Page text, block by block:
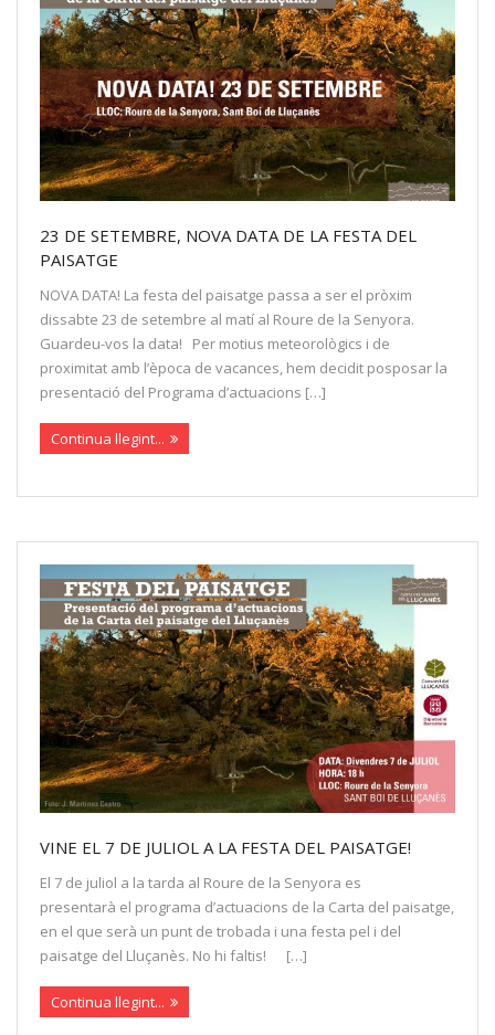
23 DE SETEMBRE, NOVA DATA DE LA FESTA DEL
PAISATGE
NOVA DATA! La festa del paisatge passa a ser el pròxim
dissabte 23 de setembre al matí al Roure de la Senyora.
Guardeu-vos la data! Per motius meteorològics i de
proximitat amb l’època de vacances, hem decidit posposar la
presentació del Programa d’actuacions […]
Continua llegint...
VINE EL 7 DE JULIOL A LA FESTA DEL PAISATGE!
El 7 de juliol a la tarda al Roure de la Senyora es
presentarà el programa d’actuacions de la Carta del paisatge,
en el que serà un punt de trobada i una festa pel i del
paisatge del Lluçanès. No hi faltis! […]
Continua llegint...